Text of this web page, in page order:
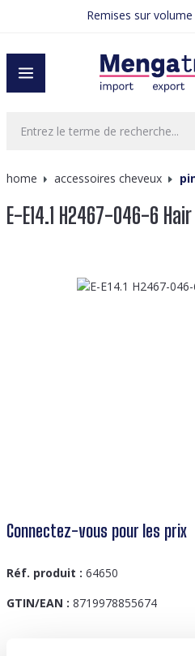
Remises sur
home accessoires cheveux
E-E14.1 H2467-046-6
Ignorer la galerie d'images
Connectez-vous pour les prix
Réf. produit : 64650
GTIN/EAN : 8719978855674